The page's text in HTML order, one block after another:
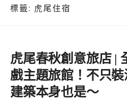
標籤: 虎尾住宿
虎尾春秋創意旅店 |
戲主題旅館！不只
建築本身也是～